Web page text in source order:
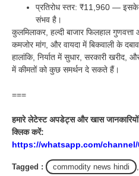
प्रतिरोध स्तर: ₹11,960 —
संभव है।
कुलमिलाकर, हल्दी बाजार फिलहाल
कमजोर मांग, और वायदा में बिकवाली के
हालांकि, निर्यात में सुधार, सरकारी
में कीमतों को कुछ समर्थन दे सकते हैं।
===
हमारे लेटेस्ट अपडेट्स और खास
क्लिक करें:
https://whatsapp.com/channel/
Tagged : commodity news hindi